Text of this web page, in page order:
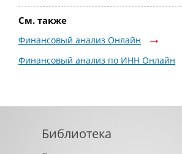
См. также
Финансовый анализ Онлайн
Финансовый анализ по ИНН Онлайн
Библиотека